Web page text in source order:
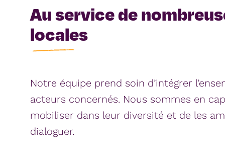
Au service de
locales
Notre équipe prend soin d’intégrer
acteurs concernés. Nous sommes en
mobiliser dans leur diversité et de les
dialoguer.